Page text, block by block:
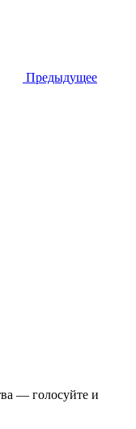
Предыдущее
— голосуйте и